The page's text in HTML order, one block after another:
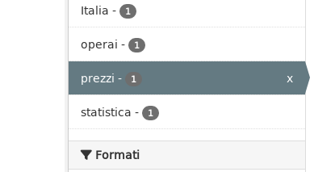
Italia - 1
operai - 1
prezzi - 1
x
statistica - 1
Formati